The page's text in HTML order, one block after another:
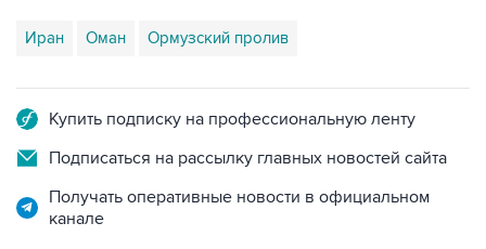
Иран Оман Ормузский пролив
Купить подписку на профессиональную ленту
Подписаться на рассылку главных новостей сайта
Получать оперативные новости в официальном
канале